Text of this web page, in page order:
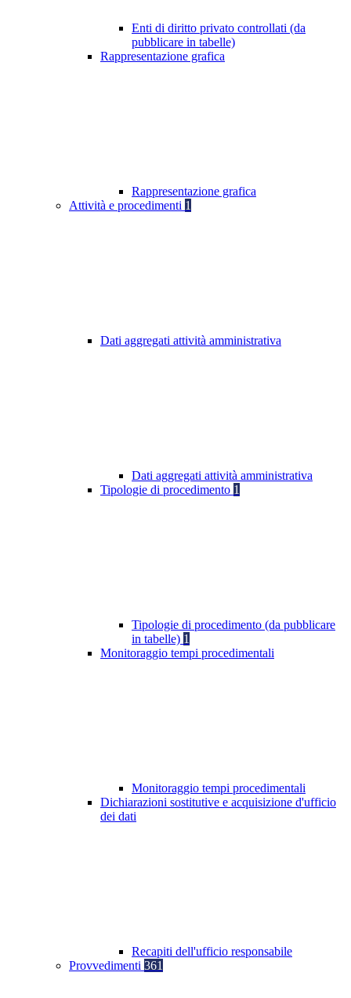
Enti di diritto privato controllati (da
pubblicare in tabelle)
Rappresentazione grafica
Rappresentazione grafica
Attività e procedimenti 1
Dati aggregati attività amministrativa
Dati aggregati attività amministrativa
Tipologie di procedimento 1
Tipologie di procedimento (da pubblicare
in tabelle) 1
Monitoraggio tempi procedimentali
Monitoraggio tempi procedimentali
Dichiarazioni sostitutive e acquisizione d'ufficio
dei dati
Recapiti dell'ufficio responsabile
Provvedimenti 361